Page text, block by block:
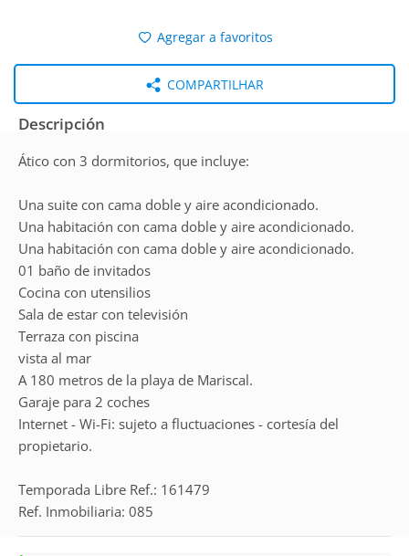
Agregar a favoritos
COMPARTILHAR
Descripción
Ático con 3 dormitorios, que incluye:
Una suite con cama doble y aire acondicionado.
Una habitación con cama doble y aire acondicionado.
Una habitación con cama doble y aire acondicionado.
01 baño de invitados
Cocina con utensilios
Sala de estar con televisión
Terraza con piscina
vista al mar
A 180 metros de la playa de Mariscal.
Garaje para 2 coches
Internet - Wi-Fi: sujeto a fluctuaciones - cortesía del
propietario.
Temporada Libre Ref.: 161479
Ref. Inmobiliaria: 085